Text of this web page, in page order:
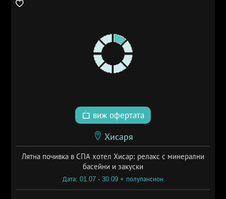
виж офертата
Хисаря
Лятна почивка в СПА хотел Хисар: релакс с минерални
басейни и закуски
Дата: 01.07 - 30.09 + полупансион